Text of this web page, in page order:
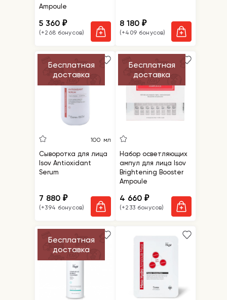
Ampoule
5 360₽
(+268 бонусов)
8 180₽
(+409 бонусов)
Бесплатная
доставка
100 мл
Сыворотка для лица
Isov Antioxidant
Serum
7 880₽
(+394 бонусов)
Бесплатная
доставка
Набор осветляющих
ампул для лица Isov
Brightening Booster
Ampoule
4 660₽
(+233 бонусов)
Бесплатная
доставка